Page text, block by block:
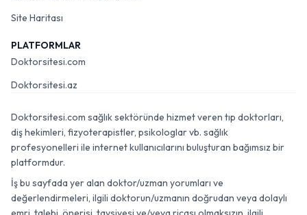
Site Haritası
PLATFORMLAR
Doktorsitesi.com
Doktorsitesi.az
Doktorsitesi.com sağlık sektöründe hizmet veren tıp doktorları,
diş hekimleri, fizyoterapistler, psikologlar vb. sağlık
profesyonelleri ile internet kullanıcılarını buluşturan bağımsız bir
platformdur.
İş bu sayfada yer alan doktor/uzman yorumları ve
değerlendirmeleri, ilgili doktorun/uzmanın doğrudan veya dolaylı